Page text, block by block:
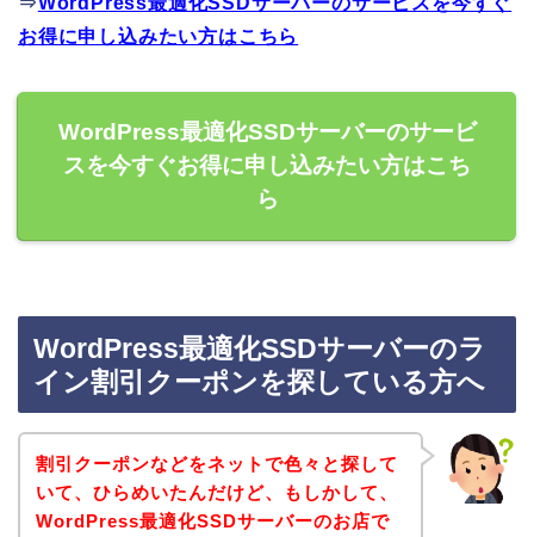
お得に申し込みたい方はこちら
WordPress最適化SSDサーバーのサービ
スを今すぐお得に申し込みたい方はこち
ら
WordPress最適化SSDサーバーのラ
イン割引クーポンを探している方へ
割引クーポンなどをネットで色々と探して
いて、ひらめいたんだけど、もしかして、
WordPress最適化SSDサーバーのお店で